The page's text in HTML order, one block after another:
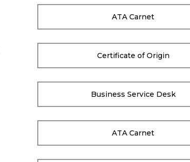
ATA Carnet
Certificate of Origin
Business Service Desk
ATA Carnet